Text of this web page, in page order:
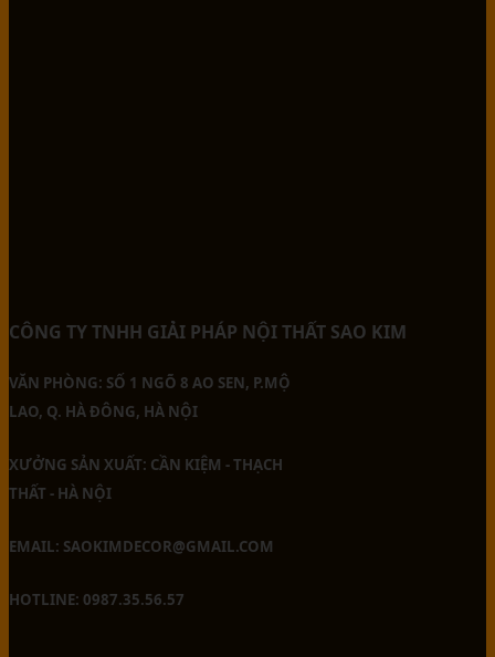
CÔNG TY TNHH GIẢI PHÁP NỘI THẤT SAO KIM
VĂN PHÒNG: SỐ 1 NGÕ 8 AO SEN, P.MỘ
LAO, Q. HÀ ĐÔNG, HÀ NỘI
XƯỞNG SẢN XUẤT: CẦN KIỆM - THẠCH
THẤT - HÀ NỘI
EMAIL: SAOKIMDECOR@GMAIL.COM
HOTLINE: 0987.35.56.57